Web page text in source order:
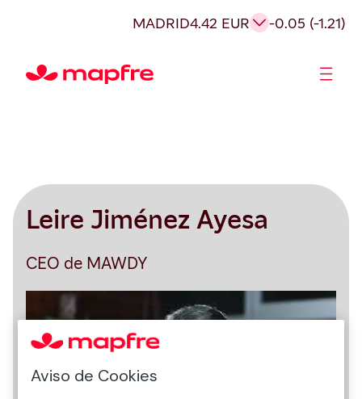
MADRID4.42 EUR -0.05 (-1.21)
Leire Jiménez Ayesa
CEO de MAWDY
Aviso de Cookies